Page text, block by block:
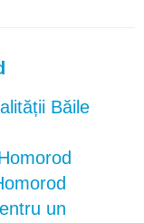
Băile
un